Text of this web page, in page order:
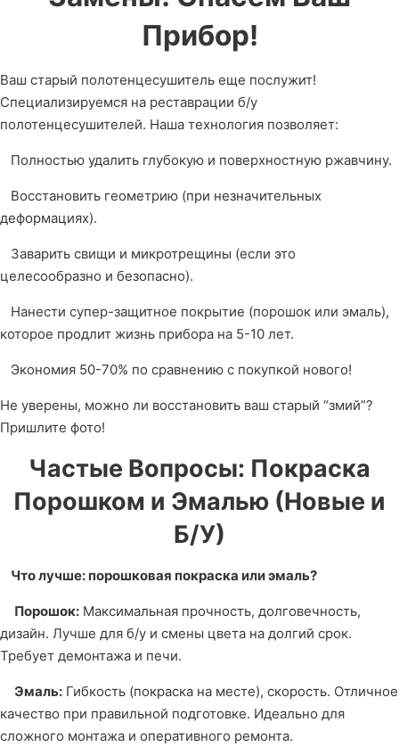
Прибор!
Ваш старый полотенцесушитель еще послужит!
Специализируемся на реставрации б/у
полотенцесушителей. Наша технология позволяет:
Полностью удалить глубокую и поверхностную ржавчину.
Восстановить геометрию (при незначительных
деформациях).
Заварить свищи и микротрещины (если это
целесообразно и безопасно).
Нанести супер-защитное покрытие (порошок или эмаль),
которое продлит жизнь прибора на 5-10 лет.
Экономия 50-70% по сравнению с покупкой нового!
Не уверены, можно ли восстановить ваш старый “змий”?
Пришлите фото!
Частые Вопросы: Покраска
Порошком и Эмалью (Новые и
Б/У)
Что лучше: порошковая покраска или эмаль?
Порошок: Максимальная прочность, долговечность,
дизайн. Лучше для б/у и смены цвета на долгий срок.
Требует демонтажа и печи.
Эмаль: Гибкость (покраска на месте), скорость. Отличное
качество при правильной подготовке. Идеально для
сложного монтажа и оперативного ремонта.